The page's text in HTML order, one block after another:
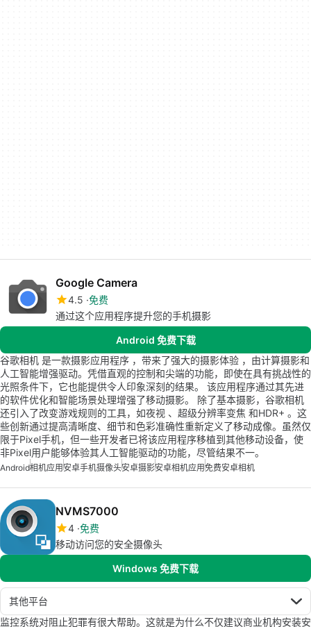
Google Camera
4.5 免费
通过这个应用程序提升您的手机摄影
Android 免费下载
谷歌相机 是一款摄影应用程序 ，带来了强大的摄影体验 ，由计算摄影和
人工智能增强驱动。凭借直观的控制和尖端的功能，即使在具有挑战性的
光照条件下，它也能提供令人印象深刻的结果。 该应用程序通过其先进
的软件优化和智能场景处理增强了移动摄影。 除了基本摄影，谷歌相机
还引入了改变游戏规则的工具，如夜视 、超级分辨率变焦 和HDR+ 。这
些创新通过提高清晰度、细节和色彩准确性重新定义了移动成像。虽然仅
限于Pixel手机，但一些开发者已将该应用程序移植到其他移动设备，使
非Pixel用户能够体验其人工智能驱动的功能，尽管结果不一。
Android相机应用安卓手机摄像头安卓摄影安卓相机应用免费安卓相机
NVMS7000
4 免费
移动访问您的安全摄像头
Windows 免费下载
其他平台
监控系统对阻止犯罪有很大帮助。这就是为什么不仅建议商业机构安装安